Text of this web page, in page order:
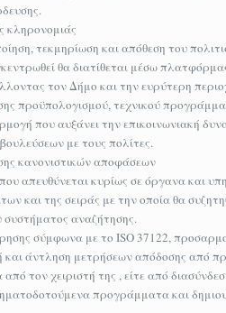
κληρονομιάς
τεκμηρίωση και απόθεση του
θα διατίθεται μέσω
τον Δήμο και την ευρύτερη
προϋπολογισμού, τεχνικού
που αυξάνει την επικοινωνιακή
με τους πολίτες.
κανονιστικών αποφάσεων
απευθύνεται κυρίως σε όργανα και
και της σειράς με την οποία θα
αναζήτησης.
σύμφωνα με το ISO 37122,
άντληση μετρήσεων απόδοσης από
από τον χειριστή της , είτε από
προγράμματα και